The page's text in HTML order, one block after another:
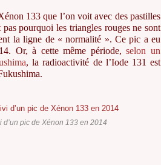
133 que l’on voit avec des pastilles
pourquoi les triangles rouges ne sont
la ligne de « normalité ». Ce pic a eu
Or, à cette même période,selon un
, la radioactivité de l’Iode 131 est
d’un pic de Xénon 133 en 2014